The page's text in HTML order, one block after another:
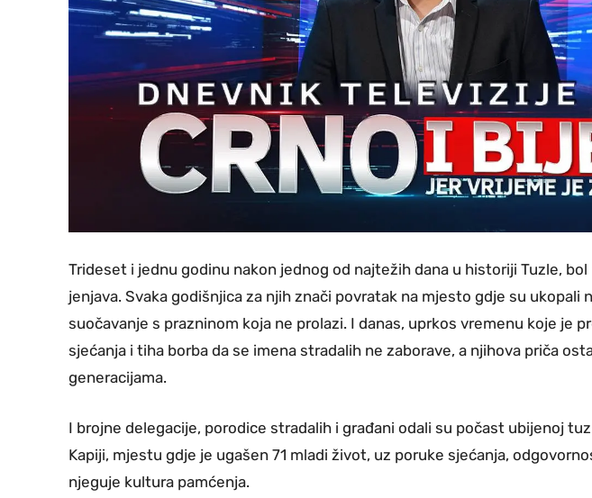
Trideset i jednu godinu nakon jednog od najtežih dana u historiji Tuzle,
jenjava. Svaka godišnjica za njih znači povratak na mjesto gdje su ukopali
suočavanje s prazninom koja ne prolazi. I danas, uprkos vremenu koje je
sjećanja i tiha borba da se imena stradalih ne zaborave, a njihova priča
generacijama.
I brojne delegacije, porodice stradalih i građani odali su počast ubijenoj
Kapiji, mjestu gdje je ugašen 71 mladi život, uz poruke sjećanja,
njeguje kultura pamćenja.